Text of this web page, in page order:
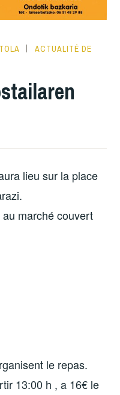
ACTUALITÉ DE
lieu sur la place
marché couvert
le repas.
13:00 h , a 16€ le